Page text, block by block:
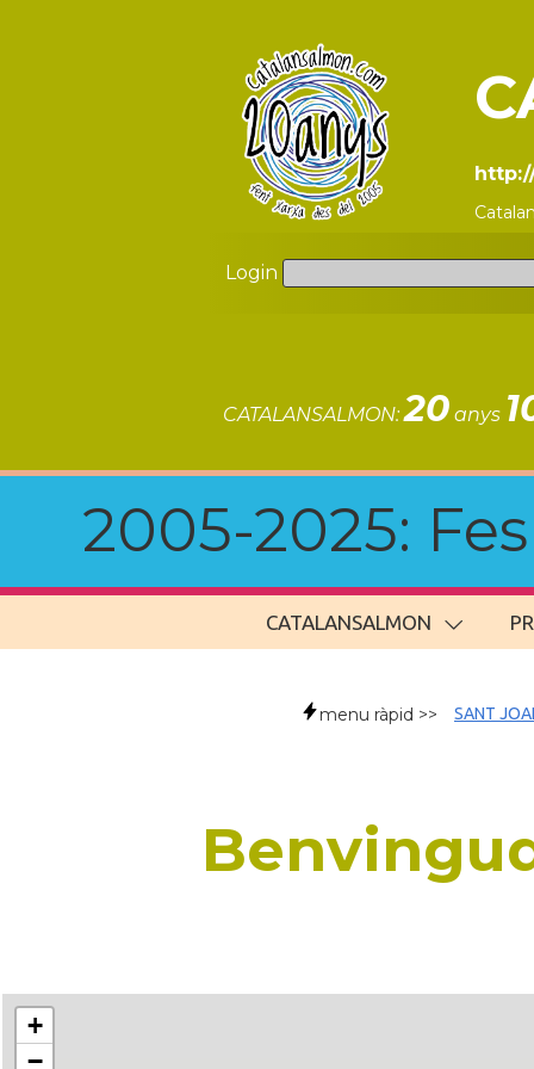
Login
CATALANSALMON:20 anys
2005-2025:
CATALANSALMON
menu ràpid >> SANT
+
−